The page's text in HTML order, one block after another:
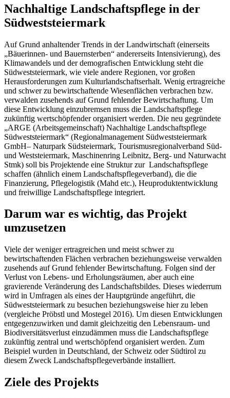
Nachhaltige Landschaftspflege in der
Südweststeiermark
Auf Grund anhaltender Trends in der Landwirtschaft (einerseits
„Bäuerinnen- und Bauernsterben“ andererseits Intensivierung), des
Klimawandels und der demografischen Entwicklung steht die
Südweststeiermark, wie viele andere Regionen, vor großen
Herausforderungen zum Kulturlandschaftserhalt. Wenig ertragreiche
und schwer zu bewirtschaftende Wiesenflächen verbrachen bzw.
verwalden zusehends auf Grund fehlender Bewirtschaftung. Um
diese Entwicklung einzubremsen muss die Landschaftspflege
zukünftig wertschöpfender organisiert werden. Die neu gegründete
„ARGE (Arbeitsgemeinschaft) Nachhaltige Landschaftspflege
Südweststeiermark“ (Regionalmanagement Südweststeiermark
GmbH– Naturpark Südsteiermark, Tourismusregionalverband Süd-
und Weststeiermark, Maschinenring Leibnitz, Berg- und Naturwacht
Stmk) soll bis Projektende eine Struktur zur Landschaftspflege
schaffen (ähnlich einem Landschaftspflegeverband), die die
Finanzierung, Pflegelogistik (Mahd etc.), Heuproduktentwicklung
und freiwillige Landschaftspflege integriert.
Darum war es wichtig, das Projekt
umzusetzen
Viele der weniger ertragreichen und meist schwer zu
bewirtschaftenden Flächen verbrachen beziehungsweise verwalden
zusehends auf Grund fehlender Bewirtschaftung. Folgen sind der
Verlust von Lebens- und Erholungsräumen, aber auch eine
gravierende Veränderung des Landschaftsbildes. Dieses wiederrum
wird in Umfragen als eines der Hauptgründe angeführt, die
Südweststeiermark zu besuchen beziehungsweise hier zu leben
(vergleiche Pröbstl und Mostegel 2016). Um diesen Entwicklungen
entgegenzuwirken und damit gleichzeitig den Lebensraum- und
Biodiversitätsverlust einzudämmen muss die Landschaftspflege
zukünftig zentral und wertschöpfend organisiert werden. Zum
Beispiel wurden in Deutschland, der Schweiz oder Südtirol zu
diesem Zweck Landschaftspflegeverbände installiert.
Ziele des Projekts